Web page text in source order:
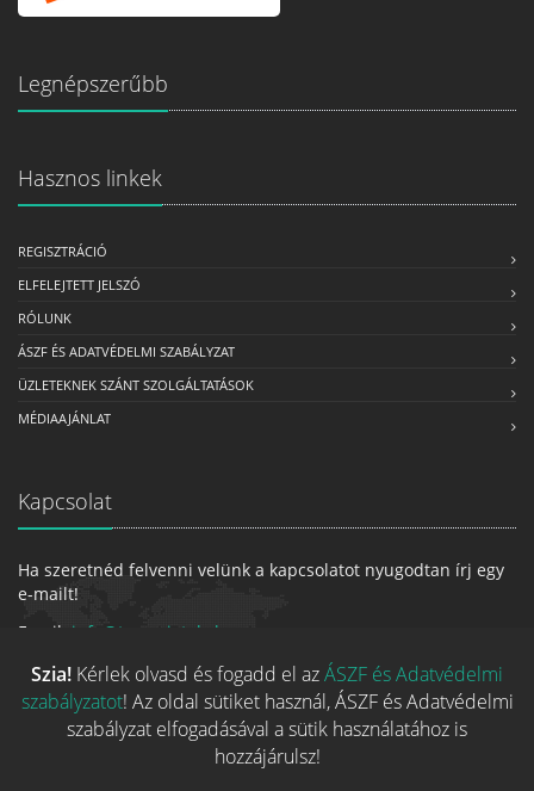
Legnépszerűbb
Hasznos linkek
REGISZTRÁCIÓ
ELFELEJTETT JELSZÓ
RÓLUNK
ÁSZF ÉS ADATVÉDELMI SZABÁLYZAT
ÜZLETEKNEK SZÁNT SZOLGÁLTATÁSOK
MÉDIAAJÁNLAT
Kapcsolat
Ha szeretnéd felvenni velünk a kapcsolatot nyugodtan írj egy
e-mailt!
Email: info@tarsasjatekok.com
Szia! Kérlek olvasd és fogadd el azÁSZF és Adatvédelmi
szabályzatot! Az oldal sütiket használ, ÁSZF és Adatvédelmi
szabályzat elfogadásával a sütik használatához is
hozzájárulsz!